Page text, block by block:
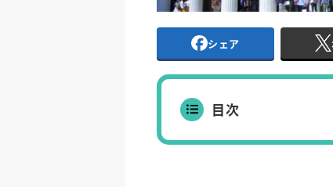
シェア
目次